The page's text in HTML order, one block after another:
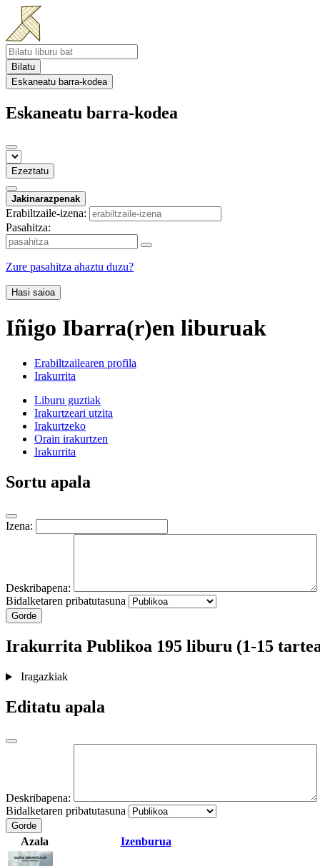
Bilatu
Eskaneatu barra-kodea
Eskaneatu barra-kodea
Ezeztatu
Jakinarazpenak
Erabiltzaile-izena:
Pasahitza:
Zure pasahitza ahaztu duzu?
Hasi saioa
Iñigo Ibarra(r)en liburuak
Erabiltzailearen profila
Irakurrita
Liburu guztiak
Irakurtzeari utzita
Irakurtzeko
Orain irakurtzen
Irakurrita
Sortu apala
Izena:
Deskribapena:
Bidalketaren pribatutasuna
Gorde
Irakurrita Publikoa 195 liburu (1-15
Iragazkiak
Editatu apala
Deskribapena:
Bidalketaren pribatutasuna
Gorde
Azala Izenburua